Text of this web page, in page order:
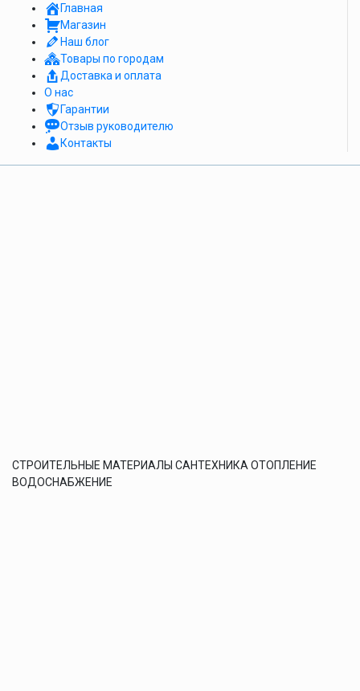
Главная
Магазин
Наш блог
Товары по городам
Доставка и оплата
О нас
Гарантии
Отзыв руководителю
Контакты
СТРОИТЕЛЬНЫЕ МАТЕРИАЛЫ САНТЕХНИКА ОТОПЛЕНИЕ
ВОДОСНАБЖЕНИЕ